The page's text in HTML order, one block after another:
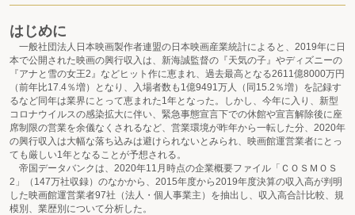
はじめに
一般社団法人日本映画製作者連盟の日本映画産業統計によると、2019年に日
本で公開された映画の興行収入は、新海誠監督の『天気の子』やディズニーの
『アナと雪の女王2』などヒット作に恵まれ、過去最高となる2611億8000万円
（前年比17.4％増）となり、入場者数も1億9491万人（同15.2％増）を記録す
るなど同年は業界にとって恵まれた1年となった。しかし、今年に入り、新型
コロナウイルスの感染拡大に伴い、緊急事態宣言下での休館や宣言解除後に座
席制限の営業を余儀なくされるなど、営業環境が昨年から一転した分、2020年
の興行収入は大幅な落ち込みは避けられないとみられ、映画館運営業者にとっ
ても厳しい1年となることが予想される。
帝国データバンクは、2020年11月時点の企業概要ファイル「ＣＯＳＭＯＳ
2」（147万社収録）のなかから、2015年度から2019年度決算の収入高が判明
した映画館運営業者97社（法人・個人事業主）を抽出し、収入高合計比較、規
模別、業歴別について分析した。